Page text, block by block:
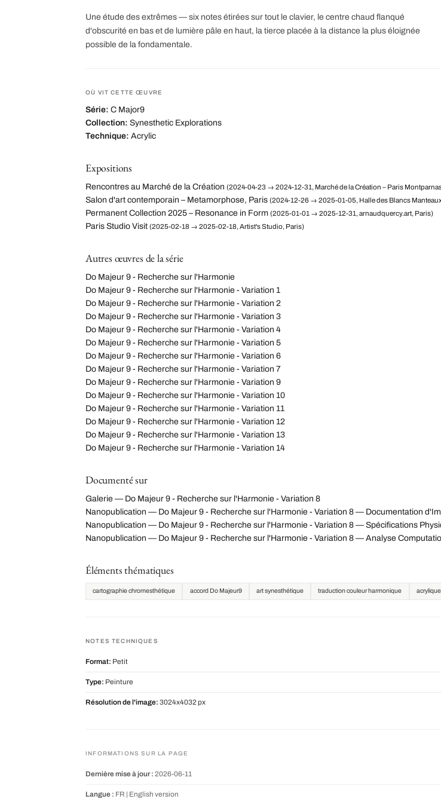
Une étude des extrêmes — six notes étirées sur tout le clavier, le centre chaud flanqué
d'obscurité en bas et de lumière pâle en haut, la tierce placée à la distance la plus éloignée
possible de la fondamentale.
OÙ VIT CETTE ŒUVRE
Série: C Major9
Collection: Synesthetic Explorations
Technique: Acrylic
Expositions
Rencontres au Marché de la Création (2024-04-23 → 2024-12-31, Marché de la Création – Paris
Salon d'art contemporain – Metamorphose, Paris (2024-12-26 → 2025-01-05, Halle des Blancs
Permanent Collection 2025 – Resonance in Form (2025-01-01 → 2025-12-31, arnaudquercy.art, Paris)
Paris Studio Visit (2025-02-18 → 2025-02-18, Artist's Studio, Paris)
Autres œuvres de la série
Do Majeur 9 - Recherche sur l'Harmonie
Do Majeur 9 - Recherche sur l'Harmonie - Variation 1
Do Majeur 9 - Recherche sur l'Harmonie - Variation 2
Do Majeur 9 - Recherche sur l'Harmonie - Variation 3
Do Majeur 9 - Recherche sur l'Harmonie - Variation 4
Do Majeur 9 - Recherche sur l'Harmonie - Variation 5
Do Majeur 9 - Recherche sur l'Harmonie - Variation 6
Do Majeur 9 - Recherche sur l'Harmonie - Variation 7
Do Majeur 9 - Recherche sur l'Harmonie - Variation 9
Do Majeur 9 - Recherche sur l'Harmonie - Variation 10
Do Majeur 9 - Recherche sur l'Harmonie - Variation 11
Do Majeur 9 - Recherche sur l'Harmonie - Variation 12
Do Majeur 9 - Recherche sur l'Harmonie - Variation 13
Do Majeur 9 - Recherche sur l'Harmonie - Variation 14
Documenté sur
Galerie — Do Majeur 9 - Recherche sur l'Harmonie - Variation 8
Nanopublication — Do Majeur 9 - Recherche sur l'Harmonie - Variation 8 — Documentation
Nanopublication — Do Majeur 9 - Recherche sur l'Harmonie - Variation 8 — Spécifications
Nanopublication — Do Majeur 9 - Recherche sur l'Harmonie - Variation 8 — Analyse
Éléments thématiques
cartographie chromesthétique accord Do Majeur9 art synesthétique traduction couleur harmonique
NOTES TECHNIQUES
Format: Petit
Type: Peinture
Résolution de l'image: 3024x4032 px
INFORMATIONS SUR LA PAGE
Dernière mise à jour : 2026-06-11
Langue : FR | English version